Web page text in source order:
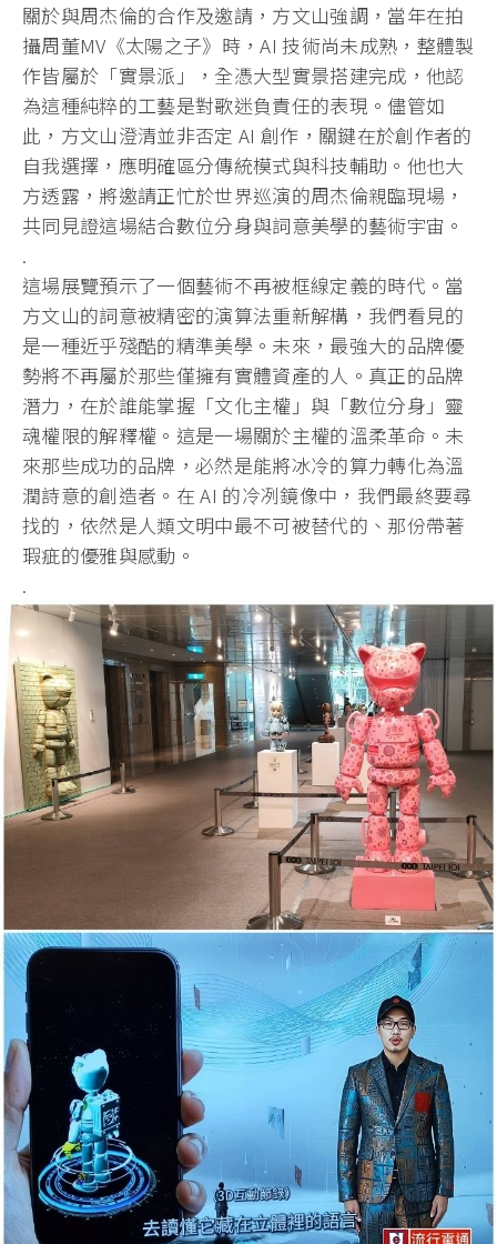
關於與周杰倫的合作及邀請，方文山強調，當年在拍
攝周董MV《太陽之子》時，AI 技術尚未成熟，整體製
作皆屬於「實景派」，全憑大型實景搭建完成，他認
為這種純粹的工藝是對歌迷負責任的表現。儘管如
此，方文山澄清並非否定 AI 創作，關鍵在於創作者的
自我選擇，應明確區分傳統模式與科技輔助。他也大
方透露，將邀請正忙於世界巡演的周杰倫親臨現場，
共同見證這場結合數位分身與詞意美學的藝術宇宙。
.
這場展覽預示了一個藝術不再被框線定義的時代。當
方文山的詞意被精密的演算法重新解構，我們看見的
是一種近乎殘酷的精準美學。未來，最強大的品牌優
勢將不再屬於那些僅擁有實體資產的人。真正的品牌
潛力，在於誰能掌握「文化主權」與「數位分身」靈
魂權限的解釋權。這是一場關於主權的溫柔革命。未
來那些成功的品牌，必然是能將冰冷的算力轉化為溫
潤詩意的創造者。在 AI 的冷冽鏡像中，我們最終要尋
找的，依然是人類文明中最不可被替代的、那份帶著
瑕疵的優雅與感動。
.